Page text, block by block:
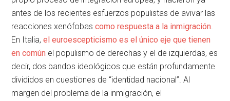
antes de los recientes esfuerzos populistas de avivar las
reacciones xenófobascomo respuesta a la inmigración.
En Italia,el euroescepticismo es el único eje que tienen
en común el populismo de derechas y el de izquierdas, es
decir, dos bandos ideológicos que están profundamente
divididos en cuestiones de “identidad nacional”. Al
margen del problema de la inmigración, el